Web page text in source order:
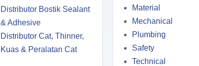
Distributor Bostik Sealant
& Adhesive
Distributor Cat, Thinner,
Kuas & Peralatan Cat
Material
Mechanical
Plumbing
Safety
Technical